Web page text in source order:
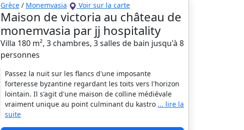
Grèce / Monemvasia Voir sur la carte
Maison de victoria au château de
monemvasia par jj hospitality
Villa 180 m², 3 chambres, 3 salles de bain jusqu'à 8
personnes
Passez la nuit sur les flancs d'une imposante
forteresse byzantine regardant les toits vers l'horizon
lointain. Il s'agit d'une maison de colline médiévale
vraiment unique au point culminant du kastro ... lire la
suite